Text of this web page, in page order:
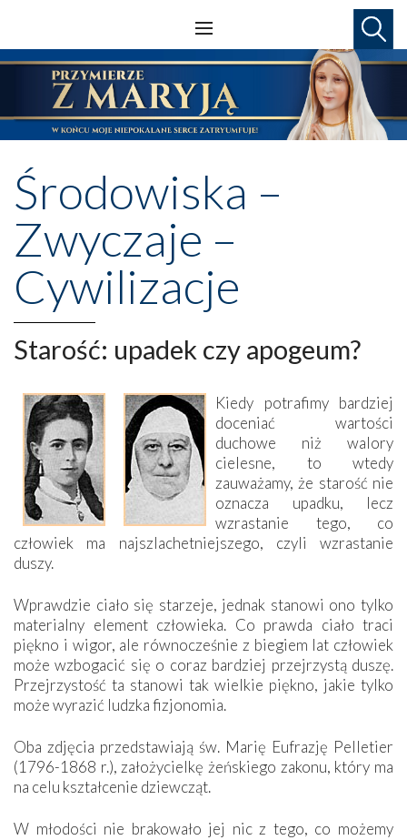
Środowiska –
Zwyczaje –
Cywilizacje
Starość: upadek czy apogeum?
Kiedy potrafimy bardziej
doceniać wartości
duchowe niż walory
cielesne, to wtedy
zauważamy, że starość nie
oznacza upadku, lecz
wzrastanie tego, co
człowiek ma najszlachetniejszego, czyli wzrastanie
duszy.
Wprawdzie ciało się starzeje, jednak stanowi ono tylko
materialny element człowieka. Co prawda ciało traci
piękno i wigor, ale równocześnie z biegiem lat człowiek
może wzbogacić się o coraz bardziej przejrzystą duszę.
Przejrzystość ta stanowi tak wielkie piękno, jakie tylko
może wyrazić ludzka fizjonomia.
Oba zdjęcia przedstawiają św. Marię Eufrazję Pelletier
(1796-1868 r.), założycielkę żeńskiego zakonu, który ma
na celu kształcenie dziewcząt.
W młodości nie brakowało jej nic z tego, co możemy